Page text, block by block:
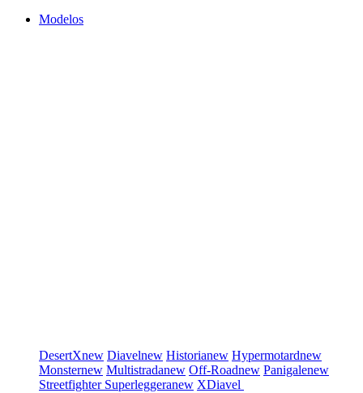
Modelos
DesertXnew Diavelnew Historianew Hypermotardnew
Monsternew Multistradanew Off-Roadnew Panigalenew
Streetfighter Superleggeranew XDiavel